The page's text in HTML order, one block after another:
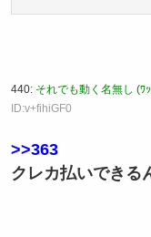
440: それでも動く名無し (ﾜ
ID:v+fihiGF0
>>363
クレカ払いできる